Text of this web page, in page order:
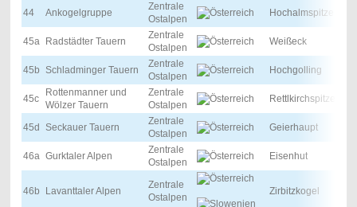
44 Ankogelgruppe
Zentrale
Ostalpen
Hochalmspitze
45a Radstädter Tauern
Zentrale
Ostalpen
Weißeck
45b Schladminger Tauern
Zentrale
Ostalpen
Hochgolling
45c
Rottenmanner und
Wölzer Tauern
Zentrale
Ostalpen
Rettlkirchspitze
45d Seckauer Tauern
Zentrale
Ostalpen
Geierhaupt
46a Gurktaler Alpen
Zentrale
Ostalpen
Eisenhut
46b Lavanttaler Alpen
Zentrale
Ostalpen
Zirbitzkogel